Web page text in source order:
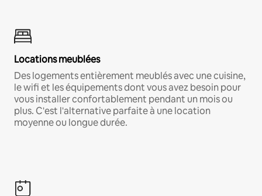
Locations meublées
Des logements entièrement meublés avec une cuisine,
le wifi et les équipements dont vous avez besoin pour
vous installer confortablement pendant un mois ou
plus. C'est l'alternative parfaite à une location
moyenne ou longue durée.